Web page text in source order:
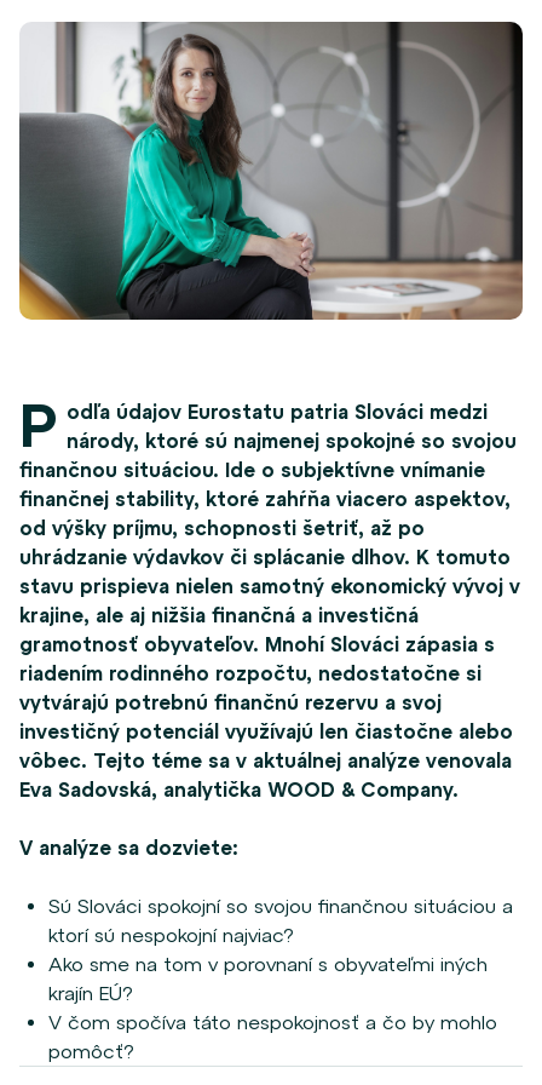
P odľa údajov Eurostatu patria Slováci medzi
národy, ktoré sú najmenej spokojné so svojou
finančnou situáciou. Ide o subjektívne vnímanie
finančnej stability, ktoré zahŕňa viacero aspektov,
od výšky príjmu, schopnosti šetriť, až po
uhrádzanie výdavkov či splácanie dlhov. K tomuto
stavu prispieva nielen samotný ekonomický vývoj v
krajine, ale aj nižšia finančná a investičná
gramotnosť obyvateľov. Mnohí Slováci zápasia s
riadením rodinného rozpočtu, nedostatočne si
vytvárajú potrebnú finančnú rezervu a svoj
investičný potenciál využívajú len čiastočne alebo
vôbec. Tejto téme sa v aktuálnej analýze venovala
Eva Sadovská, analytička WOOD & Company.
V analýze sa dozviete:
Sú Slováci spokojní so svojou finančnou situáciou a
ktorí sú nespokojní najviac?
Ako sme na tom v porovnaní s obyvateľmi iných
krajín EÚ?
V čom spočíva táto nespokojnosť a čo by mohlo
pomôcť?